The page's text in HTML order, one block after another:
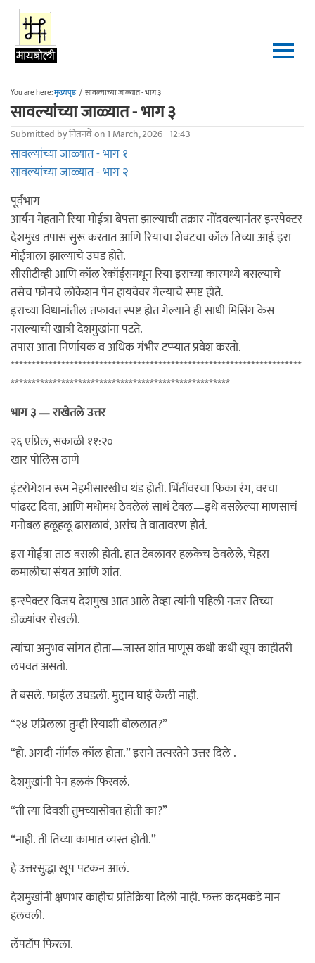
Skip to main content
You are here:मुख्यपृष्ठ / सावल्यांच्या जाळ्यात - भाग ३
सावल्यांच्या जाळ्यात - भाग ३
Submitted byनितनवेon 1 March, 2026 - 12:43
सावल्यांच्या जाळ्यात - भाग १
सावल्यांच्या जाळ्यात - भाग २
पूर्वभाग
आर्यन मेहताने रिया मोईत्रा बेपत्ता झाल्याची तक्रार नोंदवल्यानंतर इन्स्पेक्टर
देशमुख तपास सुरू करतात आणि रियाचा शेवटचा कॉल तिच्या आई इरा
मोईत्राला झाल्याचे उघड होते.
सीसीटीव्ही आणि कॉल रेकॉर्ड्समधून रिया इराच्या कारमध्ये बसल्याचे
तसेच फोनचे लोकेशन पेन हायवेवर गेल्याचे स्पष्ट होते.
इराच्या विधानांतील तफावत स्पष्ट होत गेल्याने ही साधी मिसिंग केस
नसल्याची खात्री देशमुखांना पटते.
तपास आता निर्णायक व अधिक गंभीर टप्प्यात प्रवेश करतो.
*********************************************************************
****************************************************
भाग ३ — राखेतले उत्तर
२६ एप्रिल, सकाळी ११:२०
खार पोलिस ठाणे
इंटरोगेशन रूम नेहमीसारखीच थंड होती. भिंतींवरचा फिका रंग, वरचा
पांढरट दिवा, आणि मधोमध ठेवलेलं साधं टेबल—इथे बसलेल्या माणसाचं
मनोबल हळूहळू ढासळावं, असंच ते वातावरण होतं.
इरा मोईत्रा ताठ बसली होती. हात टेबलावर हलकेच ठेवलेले, चेहरा
कमालीचा संयत आणि शांत.
इन्स्पेक्टर विजय देशमुख आत आले तेव्हा त्यांनी पहिली नजर तिच्या
डोळ्यांवर रोखली.
त्यांचा अनुभव सांगत होता—जास्त शांत माणूस कधी कधी खूप काहीतरी
लपवत असतो.
ते बसले. फाईल उघडली. मुद्दाम घाई केली नाही.
“२४ एप्रिलला तुम्ही रियाशी बोललात?”
“हो. अगदी नॉर्मल कॉल होता.” इराने तत्परतेने उत्तर दिले .
देशमुखांनी पेन हलकं फिरवलं.
“ती त्या दिवशी तुमच्यासोबत होती का?”
“नाही. ती तिच्या कामात व्यस्त होती.”
हे उत्तरसुद्धा खूप पटकन आलं.
देशमुखांनी क्षणभर काहीच प्रतिक्रिया दिली नाही. फक्त कदमकडे मान
हलवली.
लॅपटॉप फिरला.